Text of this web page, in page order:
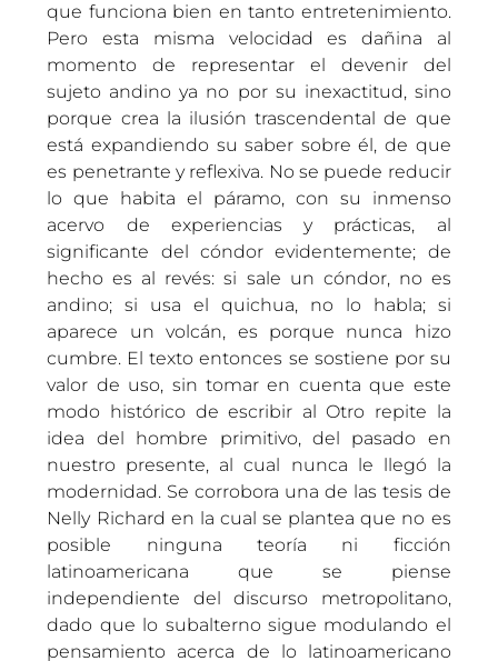
que funciona bien en tanto entretenimiento.
Pero esta misma velocidad es dañina al
momento de representar el devenir del
sujeto andino ya no por su inexactitud, sino
porque crea la ilusión trascendental de que
está expandiendo su saber sobre él, de que
es penetrante y reflexiva. No se puede reducir
lo que habita el páramo, con su inmenso
acervo de experiencias y prácticas, al
significante del cóndor evidentemente; de
hecho es al revés: si sale un cóndor, no es
andino; si usa el quichua, no lo habla; si
aparece un volcán, es porque nunca hizo
cumbre. El texto entonces se sostiene por su
valor de uso, sin tomar en cuenta que este
modo histórico de escribir al Otro repite la
idea del hombre primitivo, del pasado en
nuestro presente, al cual nunca le llegó la
modernidad. Se corrobora una de las tesis de
Nelly Richard en la cual se plantea que no es
posible ninguna teoría ni ficción
latinoamericana que se piense
independiente del discurso metropolitano,
dado que lo subalterno sigue modulando el
pensamiento acerca de lo latinoamericano